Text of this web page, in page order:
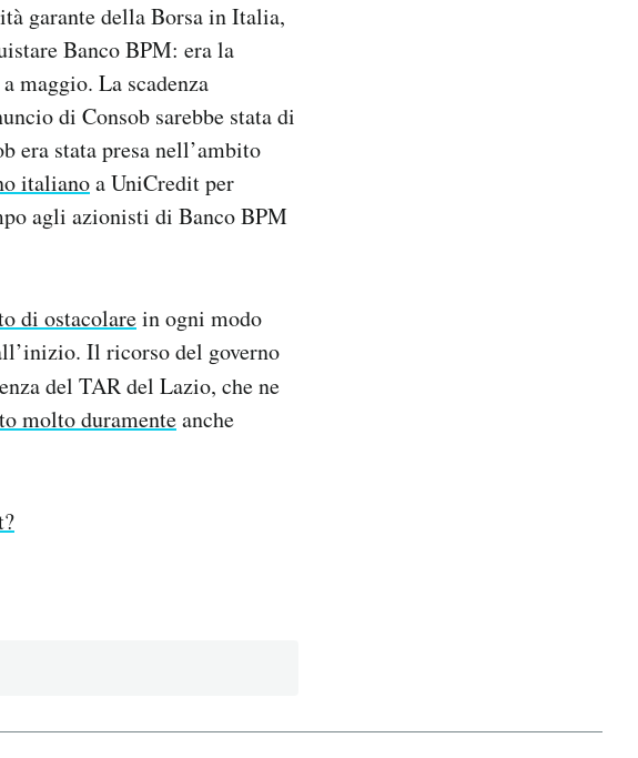
garante della Borsa in Italia,
Banco BPM: era la
maggio. La scadenza
di Consob sarebbe stata di
era stata presa nell’ambito
italianoa UniCredit per
agli azionisti di Banco BPM
di ostacolarein ogni modo
Il ricorso del governo
del TAR del Lazio, che ne
molto duramenteanche